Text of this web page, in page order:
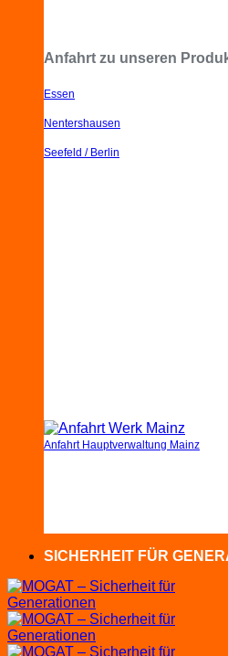
Anfahrt zu unseren
Essen
Nentershausen
Seefeld / Berlin
Anfahrt Hauptverwaltung Mainz
SICHERHEIT FÜR